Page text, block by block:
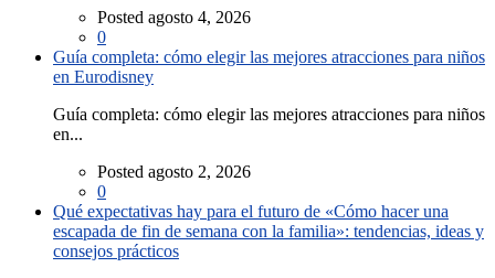
Posted agosto 4, 2026
0
Guía completa: cómo elegir las mejores atracciones para niños
en Eurodisney
Guía completa: cómo elegir las mejores atracciones para niños
en...
Posted agosto 2, 2026
0
Qué expectativas hay para el futuro de «Cómo hacer una
escapada de fin de semana con la familia»: tendencias, ideas y
consejos prácticos